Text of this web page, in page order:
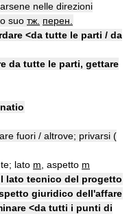
nelle direzioni
suo тж. перен.
<da tutte le parti / da
da tutte le parti, gettare
fuori / altrove; privarsi (
lato m , aspetto m
lato tecnico del progetto
giuridico dell'affare
<da tutti i punti di